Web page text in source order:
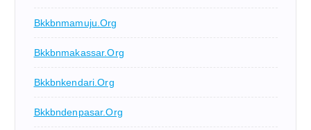
Bkkbnmamuju.org
Bkkbnmakassar.org
Bkkbnkendari.org
Bkkbndenpasar.org